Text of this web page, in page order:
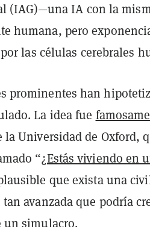
(IAG)—una IA con la
humana, pero
las células cerebrales
prominentes han
La idea fue
la Universidad de Oxford,
“¿Estás viviendo en
que exista una
avanzada que podría
un simulacro.